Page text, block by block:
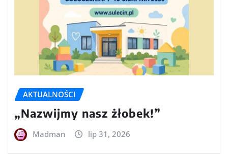
AKTUALNOŚCI
„Nazwijmy nasz żłobek!”
Madman lip 31, 2026